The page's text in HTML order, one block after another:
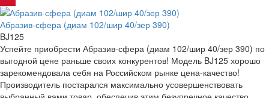
Абразив-сфера (диам 102/шир 40/зер 390)
BJ125
Успейте приобрести Абразив-сфера (диам 102/шир 40/зер 390) по
выгодной цене раньше своих конкурентов! Модель BJ125 хорошо
зарекомендовала себя на Российском рынке цена-качество!
Производитель постарался максимально усовершенствовать